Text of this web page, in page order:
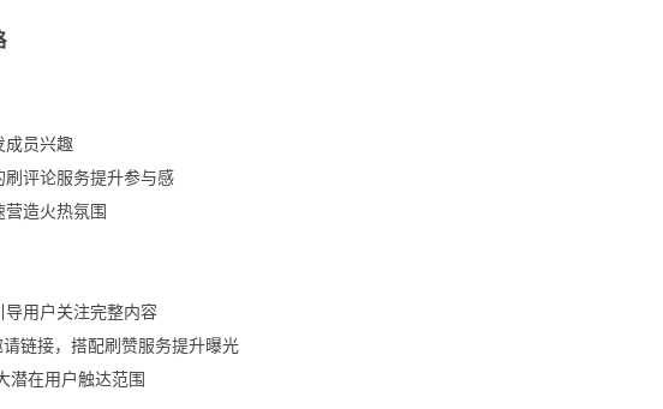
成员兴趣
刷评论服务提升参与感
造火热氛围
用户关注完整内容
链接，搭配刷赞服务提升曝光
潜在用户触达范围